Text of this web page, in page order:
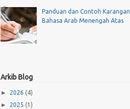
Panduan dan Contoh Karangan
Bahasa Arab Menengah Atas
Arkib Blog
► 2026 (4)
► 2025 (1)